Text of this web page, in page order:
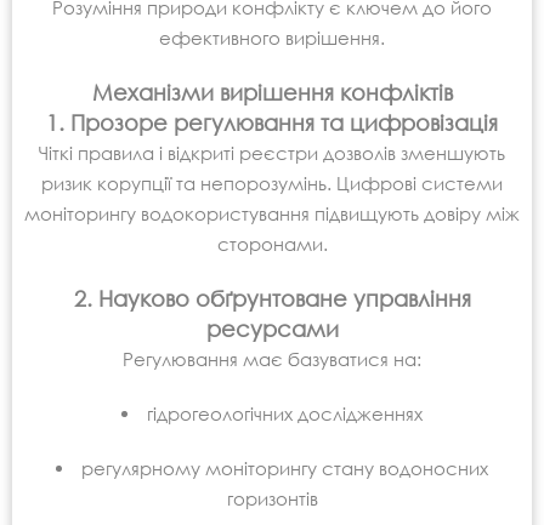
Розуміння природи конфлікту є ключем до його
ефективного вирішення.
Механізми вирішення конфліктів
1. Прозоре регулювання та цифровізація
Чіткі правила і відкриті реєстри дозволів зменшують
ризик корупції та непорозумінь. Цифрові системи
моніторингу водокористування підвищують довіру між
сторонами.
2. Науково обґрунтоване управління
ресурсами
Регулювання має базуватися на:
гідрогеологічних дослідженнях
регулярному моніторингу стану водоносних
горизонтів